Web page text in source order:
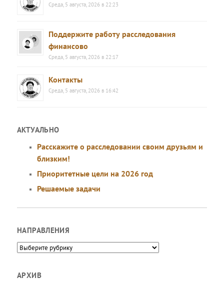
Среда, 5 августа, 2026 в 22:23
Поддержите работу расследования
финансово
Среда, 5 августа, 2026 в 22:17
Контакты
Среда, 5 августа, 2026 в 16:42
АКТУАЛЬНО
Расскажите о расследовании своим друзьям и
близким!
Приоритетные цели на 2026 год
Решаемые задачи
НАПРАВЛЕНИЯ
Направления
АРХИВ